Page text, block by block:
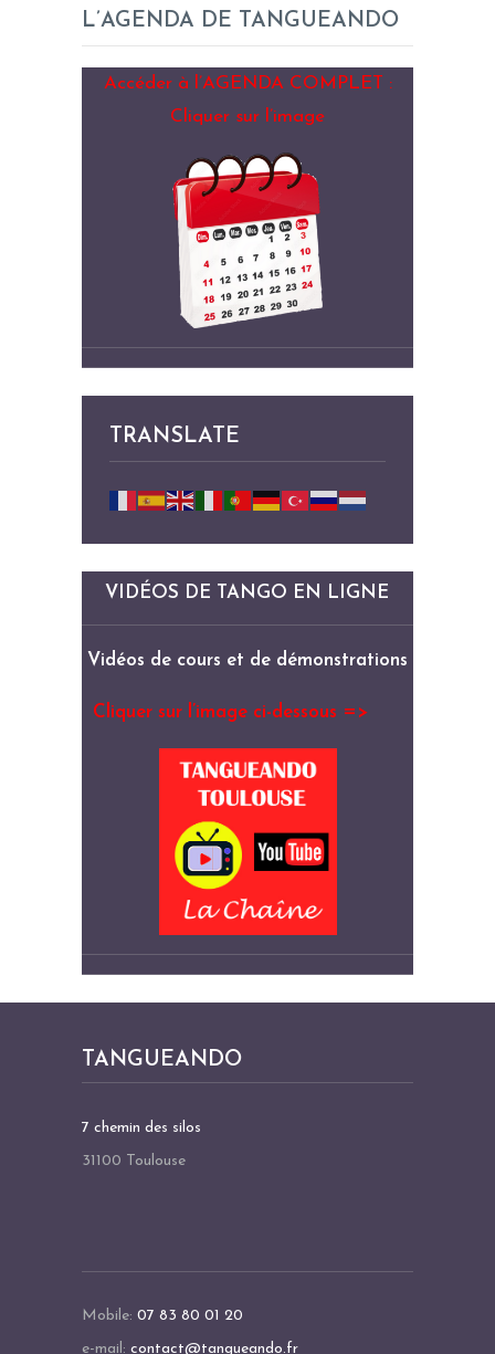
L’AGENDA DE TANGUEANDO
Accéder à l’AGENDA COMPLET :
Cliquer sur l’image
TRANSLATE
VIDÉOS DE TANGO EN LIGNE
Vidéos de cours et de démonstrations
Cliquer sur l’image ci-dessous =>
TANGUEANDO
7 chemin des silos
31100 Toulouse
Mobile: 07 83 80 01 20
e-mail: contact@tangueando.fr